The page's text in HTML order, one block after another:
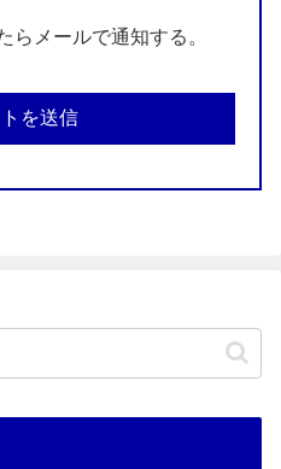
らメールで通知する。